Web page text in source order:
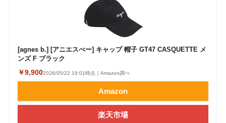
[agnes b.] [アニエスべー] キャップ 帽子 GT47 CASQUETTE メ
ンズ F ブラック
￥9,9002026/05/22 19:01時点｜Amazon調べ
Amazon
楽天市場